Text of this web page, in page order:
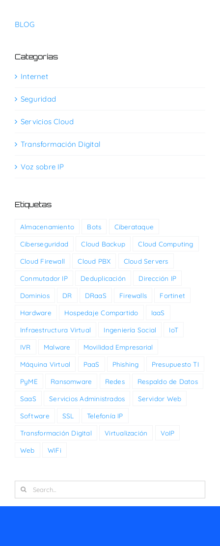
BLOG
Categorías
Internet
Seguridad
Servicios Cloud
Transformación Digital
Voz sobre IP
Etiquetas
Almacenamiento Bots Ciberataque
Ciberseguridad Cloud Backup Cloud Computing
Cloud Firewall Cloud PBX Cloud Servers
Conmutador IP Deduplicación Dirección IP
Dominios DR DRaaS Firewalls Fortinet
Hardware Hospedaje Compartido IaaS
Infraestructura Virtual Ingeniería Social IoT
IVR Malware Movilidad Empresarial
Máquina Virtual PaaS Phishing Presupuesto TI
PyME Ransomware Redes Respaldo de Datos
SaaS Servicios Administrados Servidor Web
Software SSL Telefonía IP
Transformación Digital Virtualización VoIP
Web WiFi
Search
for: